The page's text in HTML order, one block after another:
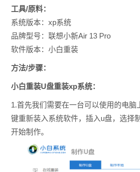
工具/原料：
系统版本：xp系统
品牌型号：联想小新Air 13 Pro
软件版本：小白重装
方法/步骤：
小白重装U盘重装xp系统：
1.首先我们需要在一台可以使用的电脑
键重新装入系统软件，插入u盘，选择
开始制作。